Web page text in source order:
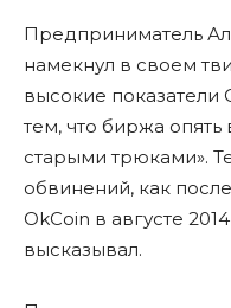
Предприниматель
намекнул в своем
высокие показатели
тем, что биржа опять
старыми трюками».
обвинений, как
OkCoin в августе
высказывал.